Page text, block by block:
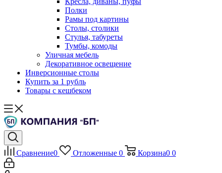
Полки
Рамы под картины
Столы, столики
Стулья, табуреты
Тумбы, комоды
Уличная мебель
Декоративное освещение
Инверсионные столы
Купить за 1 рубль
Товары с кешбеком
Сравнение0 Отложенные 0 Корзина0 0